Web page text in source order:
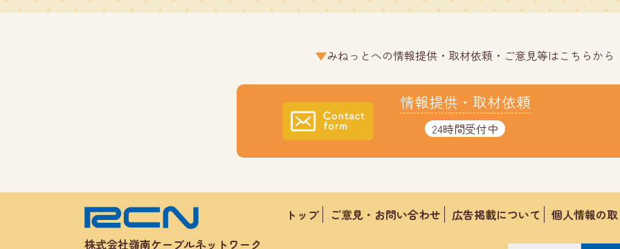
みねっとへの情報提供・取材依頼・ご意見等はこちらから
情報提供・取材依頼
24時間受付中
株式会社嶺南ケーブルネットワーク
トップ ご意見・お問い合わせ 広告掲載について 個人情報の